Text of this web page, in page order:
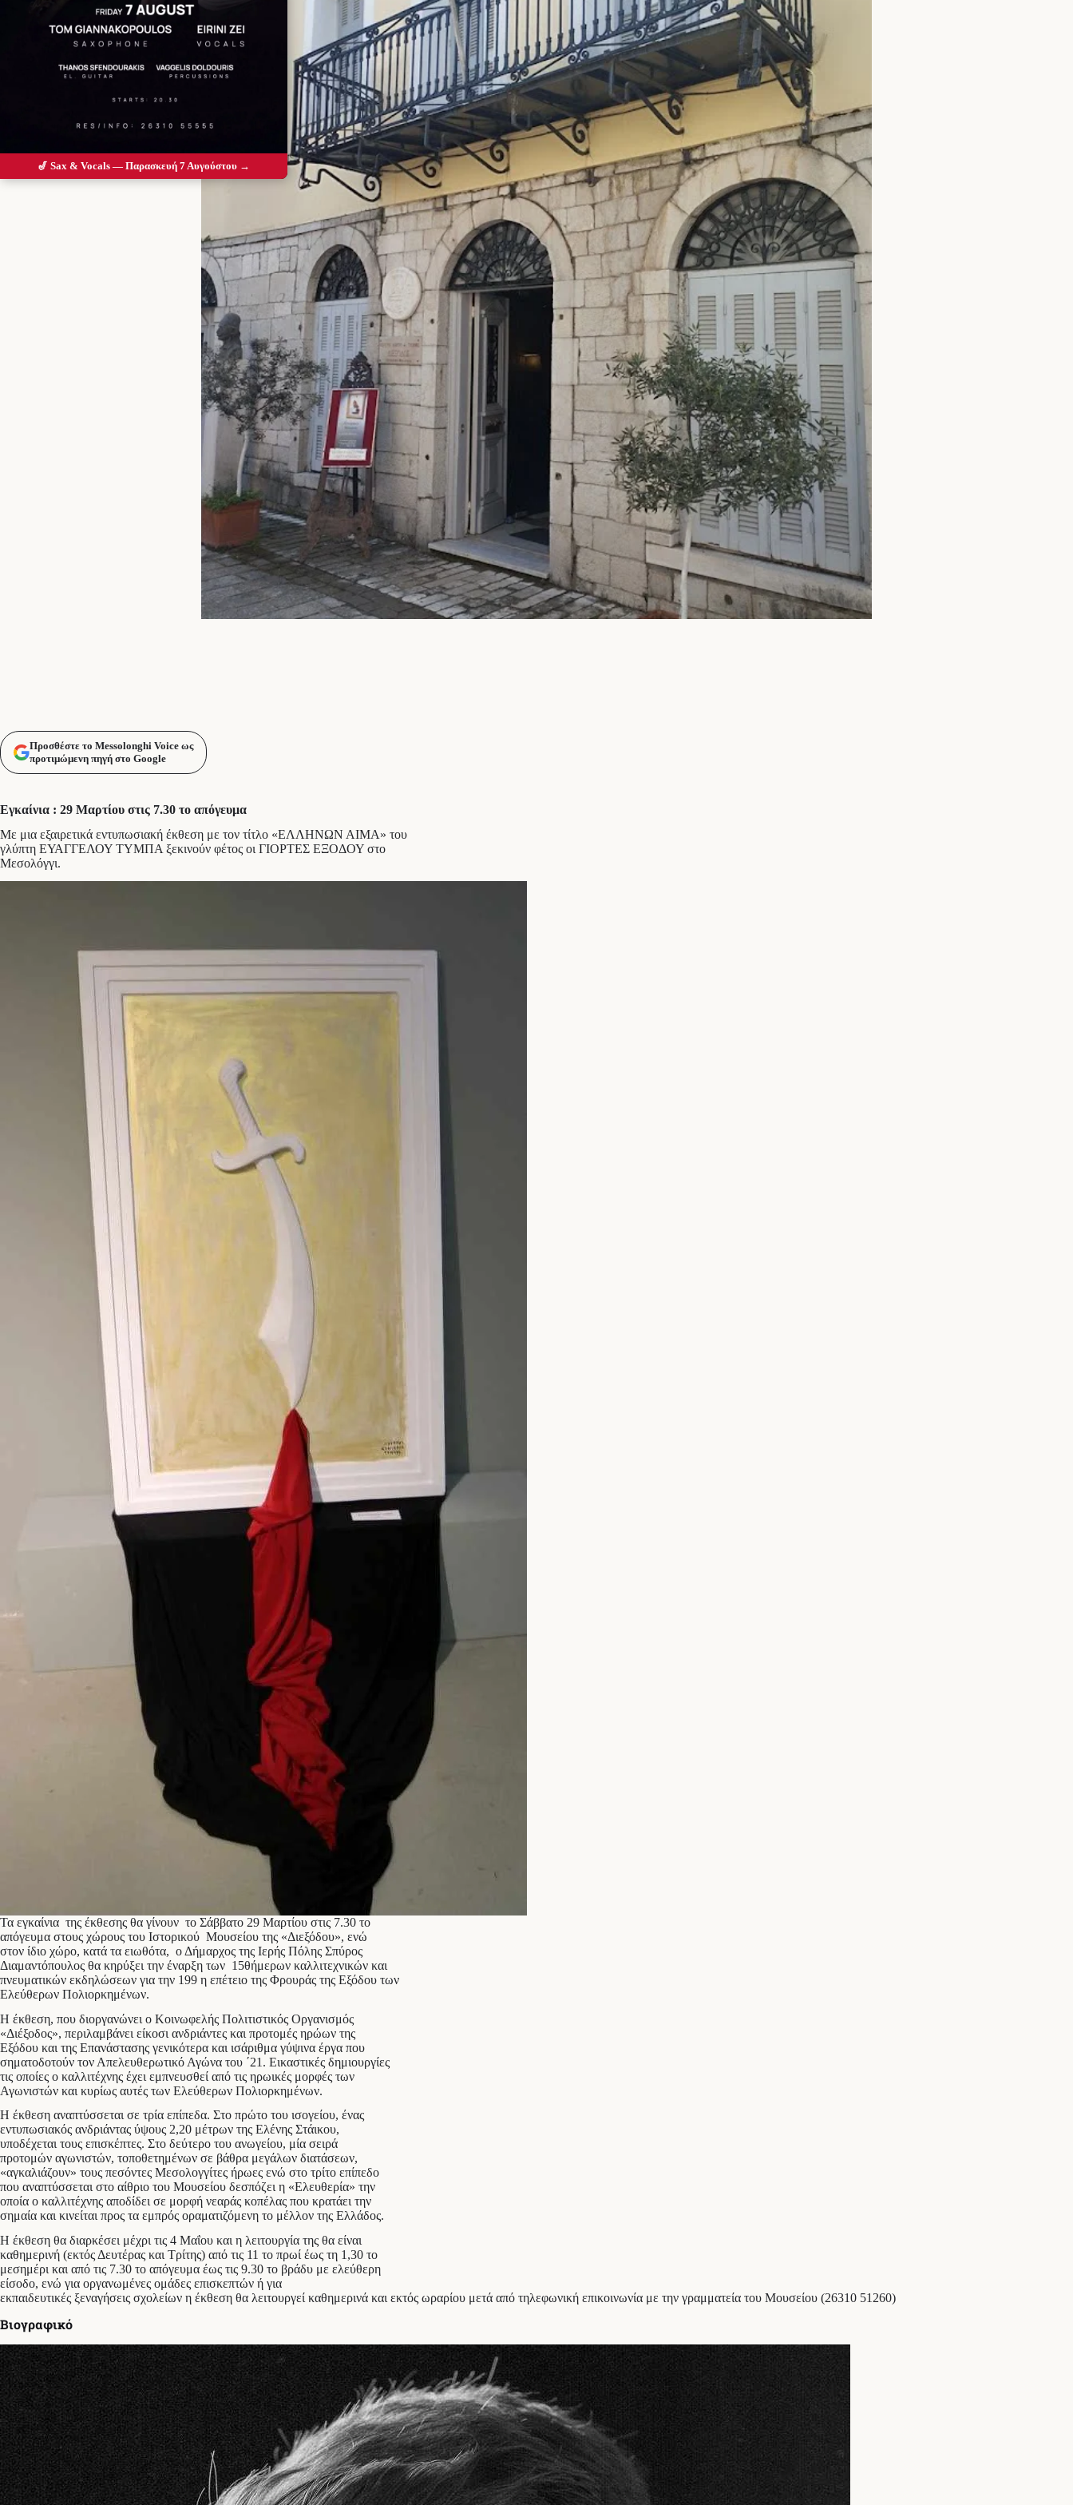
Προσθέστε το Messolonghi Voice ως
προτιμώμενη πηγή στο Google
Εγκαίνια : 29 Μαρτίου στις 7.30 το απόγευμα
Με μια εξαιρετικά εντυπωσιακή έκθεση με τον τίτλο «ΕΛΛΗΝΩΝ ΑΙΜΑ» του
γλύπτη ΕΥΑΓΓΕΛΟΥ ΤΥΜΠΑ ξεκινούν φέτος οι ΓΙΟΡΤΕΣ ΕΞΟΔΟΥ στο
Μεσολόγγι.
Τα εγκαίνια της έκθεσης θα γίνουν το Σάββατο 29 Μαρτίου στις 7.30 το
απόγευμα στους χώρους του Ιστορικού Μουσείου της «Διεξόδου», ενώ
στον ίδιο χώρο, κατά τα ειωθότα, ο Δήμαρχος της Ιερής Πόλης Σπύρος
Διαμαντόπουλος θα κηρύξει την έναρξη των 15θήμερων καλλιτεχνικών και
πνευματικών εκδηλώσεων για την 199 η επέτειο της Φρουράς της Εξόδου των
Ελεύθερων Πολιορκημένων.
Η έκθεση, που διοργανώνει ο Κοινωφελής Πολιτιστικός Οργανισμός
«Διέξοδος», περιλαμβάνει είκοσι ανδριάντες και προτομές ηρώων της
Εξόδου και της Επανάστασης γενικότερα και ισάριθμα γύψινα έργα που
σηματοδοτούν τον Απελευθερωτικό Αγώνα του ΄21. Εικαστικές δημιουργίες
τις οποίες ο καλλιτέχνης έχει εμπνευσθεί από τις ηρωικές μορφές των
Αγωνιστών και κυρίως αυτές των Ελεύθερων Πολιορκημένων.
Η έκθεση αναπτύσσεται σε τρία επίπεδα. Στο πρώτο του ισογείου, ένας
εντυπωσιακός ανδριάντας ύψους 2,20 μέτρων της Ελένης Στάικου,
υποδέχεται τους επισκέπτες. Στο δεύτερο του ανωγείου, μία σειρά
προτομών αγωνιστών, τοποθετημένων σε βάθρα μεγάλων διατάσεων,
«αγκαλιάζουν» τους πεσόντες Μεσολογγίτες ήρωες ενώ στο τρίτο επίπεδο
που αναπτύσσεται στο αίθριο του Μουσείου δεσπόζει η «Ελευθερία» την
οποία ο καλλιτέχνης αποδίδει σε μορφή νεαράς κοπέλας που κρατάει την
σημαία και κινείται προς τα εμπρός οραματιζόμενη το μέλλον της Ελλάδος.
Η έκθεση θα διαρκέσει μέχρι τις 4 Μαΐου και η λειτουργία της θα είναι
καθημερινή (εκτός Δευτέρας και Τρίτης) από τις 11 το πρωί έως τη 1,30 το
μεσημέρι και από τις 7.30 το απόγευμα έως τις 9.30 το βράδυ με ελεύθερη
είσοδο, ενώ για οργανωμένες ομάδες επισκεπτών ή για
εκπαιδευτικές ξεναγήσεις σχολείων η έκθεση θα λειτουργεί καθημερινά και εκτός ωραρίου μετά από τηλεφωνική επικοινωνία με την γραμματεία του Μουσείου (26310 51260)
Βιογραφικό
🎷 Sax & Vocals — Παρασκευή 7 Αυγούστου →